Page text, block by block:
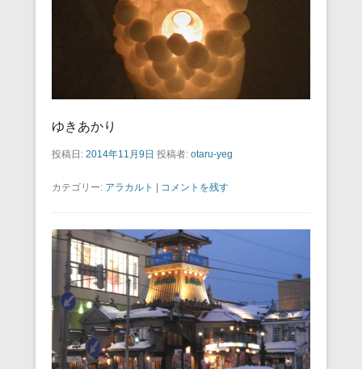
ゆきあかり
投稿日: 2014年11月9日 投稿者: otaru-yeg
カテゴリー: アラカルト | コメントを残す